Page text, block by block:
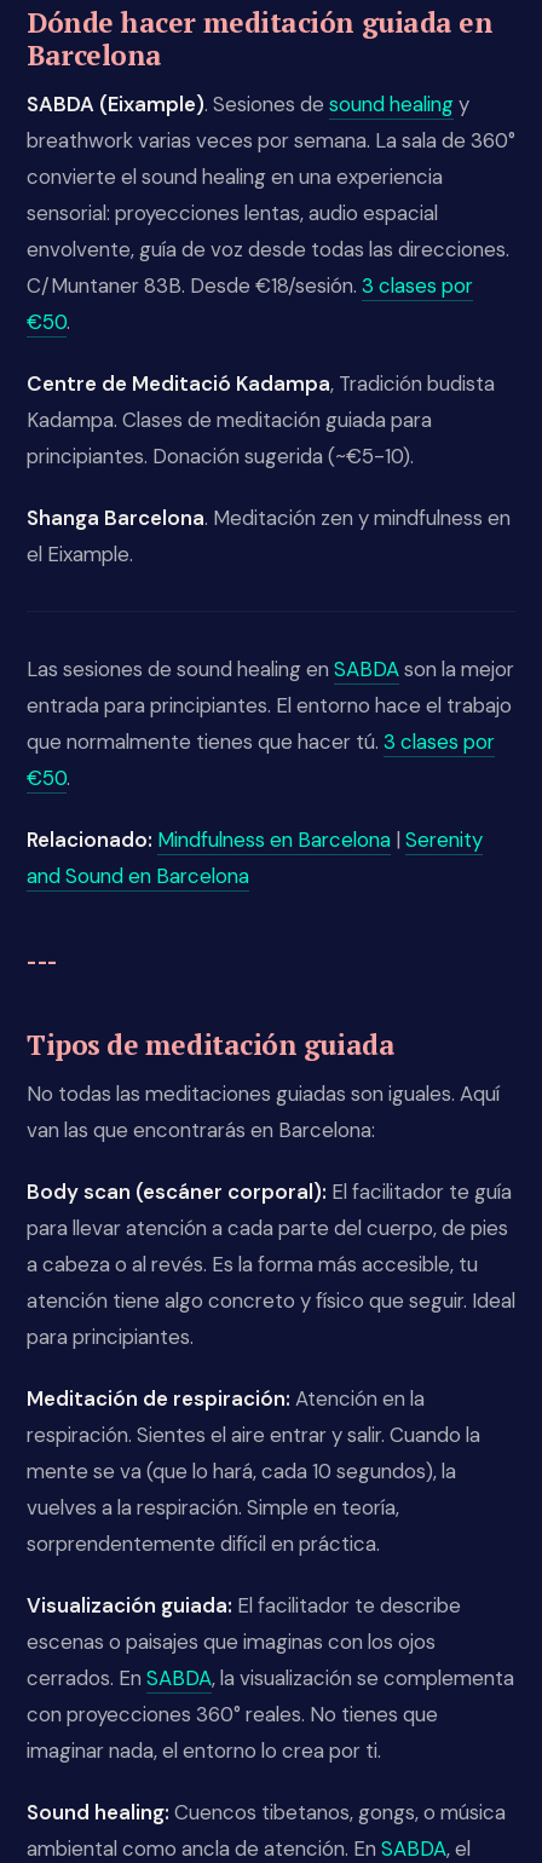
Dónde hacer meditación guiada en
Barcelona
SABDA (Eixample). Sesiones de sound healingy
breathwork varias veces por semana. La sala de 360°
convierte el sound healing en una experiencia
sensorial: proyecciones lentas, audio espacial
envolvente, guía de voz desde todas las direcciones.
C/Muntaner 83B. Desde €18/sesión. 3 clases por
€50.
Centre de Meditació Kadampa, Tradición budista
Kadampa. Clases de meditación guiada para
principiantes. Donación sugerida (~€5-10).
Shanga Barcelona. Meditación zen y mindfulness en
el Eixample.
Las sesiones de sound healing en SABDAson la mejor
entrada para principiantes. El entorno hace el trabajo
que normalmente tienes que hacer tú. 3 clases por
€50.
Relacionado: Mindfulness en Barcelona | Serenity
and Sound en Barcelona
---
Tipos de meditación guiada
No todas las meditaciones guiadas son iguales. Aquí
van las que encontrarás en Barcelona:
Body scan (escáner corporal): El facilitador te guía
para llevar atención a cada parte del cuerpo, de pies
a cabeza o al revés. Es la forma más accesible, tu
atención tiene algo concreto y físico que seguir. Ideal
para principiantes.
Meditación de respiración: Atención en la
respiración. Sientes el aire entrar y salir. Cuando la
mente se va (que lo hará, cada 10 segundos), la
vuelves a la respiración. Simple en teoría,
sorprendentemente difícil en práctica.
Visualización guiada: El facilitador te describe
escenas o paisajes que imaginas con los ojos
cerrados. En SABDA, la visualización se complementa
con proyecciones 360° reales. No tienes que
imaginar nada, el entorno lo crea por ti.
Sound healing: Cuencos tibetanos, gongs, o música
ambiental como ancla de atención. En SABDA, el